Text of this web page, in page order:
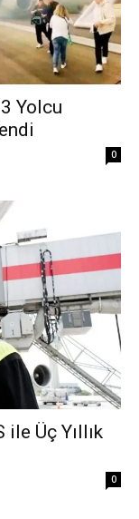
Yolcu
0
Üç Yıllık
0